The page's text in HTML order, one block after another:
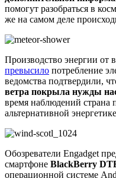
помогут разобраться в
же на самом деле
Производство энергии от
превысило потребление
ведомства подтвердили,
ветра покрыла нужды
время наблюдений страна
альтернативной
Обозреватели Engadget
смартфоне BlackBerry
операционной системе